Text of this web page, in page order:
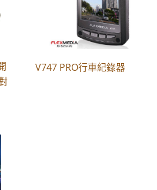
V747 PRO行車紀錄器